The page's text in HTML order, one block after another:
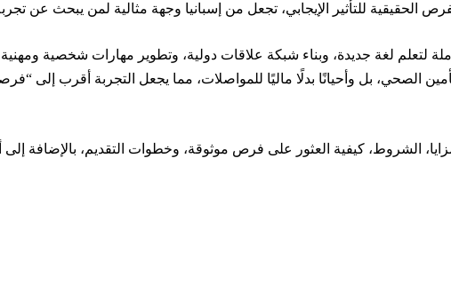
الحقيقية للتأثير الإيجابي، تجعل من إسبانيا وجهة مثالية لمن يبحث عن
لتعلم لغة جديدة، وبناء شبكة علاقات دولية، وتطوير مهارات شخصية
الصحي، بل وأحيانًا بدلًا ماليًا للمواصلات، مما يجعل التجربة أقرب
الشروط، كيفية العثور على فرص موثوقة، وخطوات التقديم، بالإضافة